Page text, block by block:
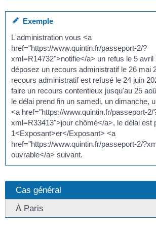
Exemple
L'administration vous <a
href="https://www.quintin.fr/passeport-2/?
xml=R14732">notifie</a> un refus le 5 avril
déposez un recours administratif le 26 mai
recours administratif est refusé le 24 juin
faire un recours contentieux jusqu'au 25
le délai prend fin un samedi, un dimanche,
<a href="https://www.quintin.fr/passeport-2/
xml=R33413">jour chômé</a>, le délai est
1<Exposant>er</Exposant> <a
href="https://www.quintin.fr/passeport-2/
ouvrable</a> suivant.
Cas général
À Paris